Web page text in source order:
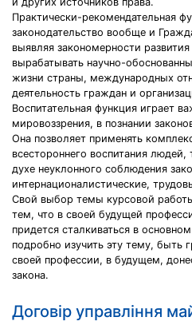
Практически-рекомендательная
законодательство вообще и
выявляя закономерности
вырабатывать научно-
жизни страны, международных
деятельность граждан и
Воспитательная функция играет
мировоззрения, в познании
Она позволяет применять
всестороннего воспитания людей,
духе неуклонного соблюдения
интернационалистические,
Свой выбор темы курсовой
тем, что в своей будущей
придется сталкиваться в
подробно изучить эту тему, быть
своей профессии, в будущем,
закона.
Договір управління